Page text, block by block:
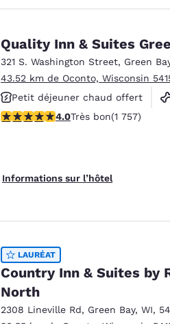
Quality Inn & Suites
321 S. Washington Street, Green
43.52 km de Oconto, Wisconsin
Petit déjeuner chaud offert
Centre de conditionnement
4.04 étoiles. Très bon. 1757
4.0Très bon(1 757)
Informations sur l’hôtel
LAURÉAT
Country Inn & Suites by
North
2308 Lineville Rd, Green Bay, WI,